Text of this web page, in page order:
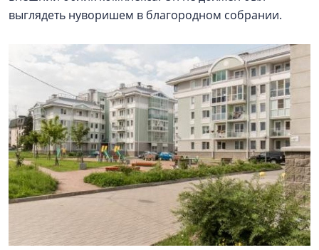
выглядеть нуворишем в благородном собрании.